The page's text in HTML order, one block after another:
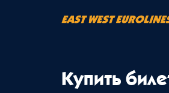
Купить